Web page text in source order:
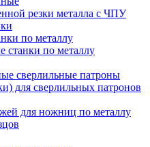
резки металла с ЧПУ
по металлу
по металлу
сверлильные патроны
для сверлильных патронов
для ножниц по металлу